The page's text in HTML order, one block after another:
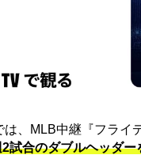
は、MLB中継『フライ
試合のダブルヘッダー